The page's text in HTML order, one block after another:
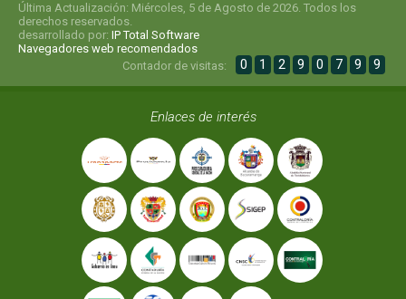
Última Actualización: Miércoles, 5 de Agosto de 2026. Todos los
derechos reservados.
desarrollado por: IP Total Software
Navegadores web recomendados
Contador de visitas:
0 1 2 9 0 7 9 9
Enlaces de interés